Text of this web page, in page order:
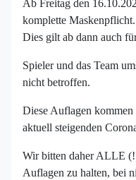
Ab Freitag den
komplette Maskenpflicht.
Dies gilt ab dann auch
Spieler und das Team
nicht betroffen.
Diese Auflagen
aktuell steigenden
Wir bitten daher ALLE
Auflagen zu halten, bei